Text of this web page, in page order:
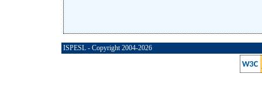
ISPESL - Copyright 2004-2026